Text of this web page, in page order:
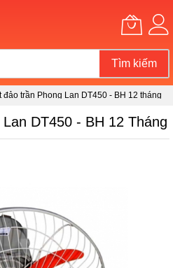
Tìm kiếm
đảo trần Phong Lan DT450 - BH 12 tháng
DT450 - BH 12 Tháng